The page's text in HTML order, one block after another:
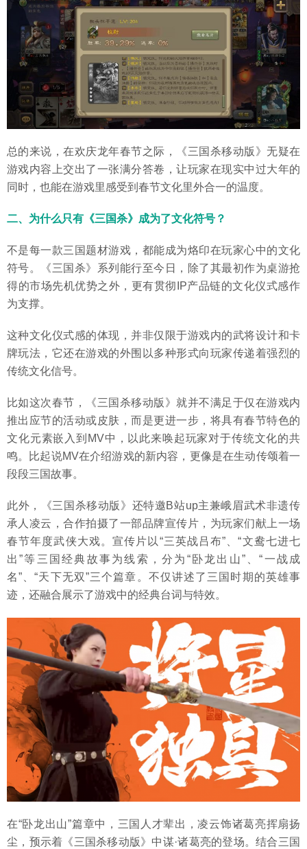
总的来说，在欢庆龙年春节之际，《三国杀移动版》无疑在
游戏内容上交出了一张满分答卷，让玩家在现实中过大年的
同时，也能在游戏里感受到春节文化里外合一的温度。
二、为什么只有《三国杀》成为了文化符号？
不是每一款三国题材游戏，都能成为烙印在玩家心中的文化
符号。《三国杀》系列能行至今日，除了其最初作为桌游抢
得的市场先机优势之外，更有贯彻IP产品链的文化仪式感作
为支撑。
这种文化仪式感的体现，并非仅限于游戏内的武将设计和卡
牌玩法，它还在游戏的外围以多种形式向玩家传递着强烈的
传统文化信号。
比如这次春节，《三国杀移动版》就并不满足于仅在游戏内
推出应节的活动或皮肤，而是更进一步，将具有春节特色的
文化元素嵌入到MV中，以此来唤起玩家对于传统文化的共
鸣。比起说MV在介绍游戏的新内容，更像是在生动传颂着一
段段三国故事。
此外，《三国杀移动版》还特邀B站up主兼峨眉武术非遗传
承人凌云，合作拍摄了一部品牌宣传片，为玩家们献上一场
春节年度武侠大戏。宣传片以“三英战吕布”、“文鸯七进七
出”等三国经典故事为线索，分为“卧龙出山”、“一战成
名”、“天下无双”三个篇章。不仅讲述了三国时期的英雄事
迹，还融合展示了游戏中的经典台词与特效。
在“卧龙出山”篇章中，三国人才辈出，凌云饰诸葛亮挥扇扬
尘，预示着《三国杀移动版》中谋·诸葛亮的登场。结合三国